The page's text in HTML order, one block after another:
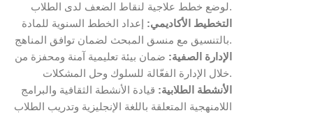
لوضع خطط علاجية لنقاط الضعف لدى الطلاب.
التخطيط الأكاديمي: إعداد الخطط السنوية للمادة
بالتنسيق مع منسق المبحث لضمان توافق المناهج.
الإدارة الصفية: ضمان بيئة تعليمية آمنة ومحفزة من
خلال الإدارة الفعّالة للسلوك وحل المشكلات.
الأنشطة الطلابية: قيادة الأنشطة الثقافية والبرامج
اللامنهجية المتعلقة باللغة الإنجليزية وتدريب الطلاب